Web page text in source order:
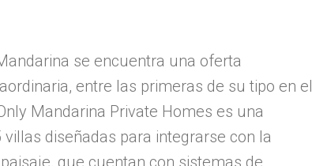
se encuentra una oferta
entre las primeras de su tipo en el
Mandarina Private Homes es una
villas diseñadas para integrarse con la